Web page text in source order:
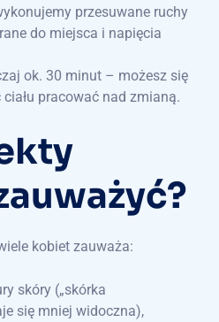
przesuwane ruchy
do miejsca i napięcia
ok. 30 minut – możesz się
pracować nad zmianą.
kobiet zauważa:
skóry („skórka
się mniej widoczna),